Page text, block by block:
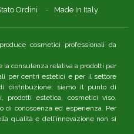
Ordini Made In Italy
produce cosmetici professionali da
consulenza relativa a prodotti per
per centri estetici e per il settore
distribuzione: siamo il punto di
prodotti estetica, cosmetici viso.
di conoscenza ed esperienza. Per
qualità e dell'innovazione non si